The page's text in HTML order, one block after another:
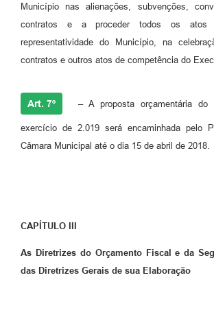
Município nas alienações, subvenções,
contratos e a proceder todos os atos
representatividade do Município, na
contratos e outros atos de competência do
Art. 7º – A proposta orçamentária do
exercício de 2.019 será encaminhada pelo
Câmara Municipal até o dia 15 de abril de 2018.
CAPÍTULO III
As Diretrizes do Orçamento Fiscal e da
das Diretrizes Gerais de sua Elaboração